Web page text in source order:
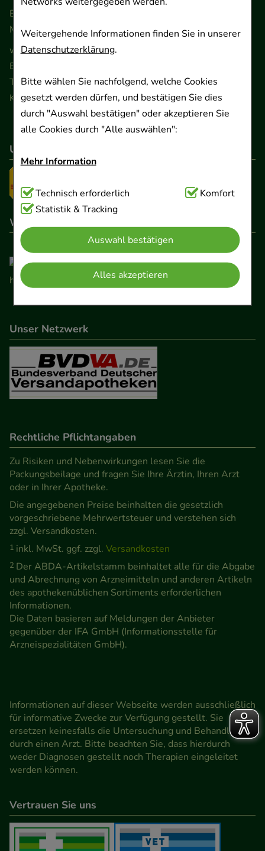
Weitergehende Informationen finden Sie in unserer
Datenschutzerklärung.
Bitte wählen Sie nachfolgend, welche Cookies
gesetzt werden dürfen, und bestätigen Sie dies
durch "Auswahl bestätigen" oder akzeptieren Sie
alle Cookies durch "Alle auswählen":
Mehr Information
Technisch Notwendig:Hierbei handelt es sich um
Cookies, die für die Grundfunktionen unserer
Website notwendig sind (z.B. Navigation,
Warenkorb, Kundenkonto), weshalb auf diese nicht
verzichtet werden kann.
Komfort:Diese Cookies werden genutzt um das
Einkaufserlebnis noch ansprechender zu gestalten,
Besuchers oder unsere Seite an bevorzugte
Verhaltensweisen (z.B. Spracheinstellung)
anzupassen. Komfort-Cookies ermöglichen es uns
auch auf Ihre Bedürfnisse zugeschrittene Inhalte
anzuzeigen und unser Partnerprogramm zu
Statistik & Tracking:Hierüber lassen sich
Informationen über die Art und Weise der Nutzung
unserer Website sammeln, mit deren Hilfe wir
den Inhalt auf unserer Website aber auch die
Werbung auf Drittseiten möglichst relevant für Sie
zu gestalten. Bitte beachten Sie, dass Daten hierfür
teilweise an Dritte wie z.B. Google oder soziale
Medien übertragen werden.
Technisch erforderlich
Komfort
Statistik & Tracking
Auswahl bestätigen
Alles akzeptieren
Beratung und Kundenservice:
Montag - Freitag von 9.00 bis 17.00 Uhr
www.ApoSalis.de· E-Mail:
Ernst-August-Platz 2 · 30159 Hannover
Telefon 0511 89 71 80 0 · Fax 0511 89 71 80 11
Kontaktformular
Unser Versanddienstleister
Wir sind hier gelistet
Unser Netzwerk
Rechtliche Pflichtangaben
Zu Risiken und Nebenwirkungen lesen Sie die
Packungsbeilage und fragen Sie Ihre Ärztin, Ihren Arzt
oder in Ihrer Apotheke.
Die angegebenen Preise beinhalten die gesetzlich
vorgeschriebene Mehrwertsteuer und verstehen sich
zzgl. Versandkosten.
1 inkl. MwSt. ggf. zzgl. Versandkosten
2 Der ABDA-Artikelstamm beinhaltet alle für die Abgabe
und Abrechnung von Arzneimitteln und anderen Artikeln
des apothekenüblichen Sortiments erforderlichen
Informationen.
Die Daten basieren auf Meldungen der Anbieter
gegenüber der IFA GmbH (Informationsstelle für
Arzneispezialitäten GmbH).
Informationen auf dieser Webseite werden ausschließlich
für informative Zwecke zur Verfügung gestellt. Sie
ersetzen keinesfalls die Untersuchung und Behandlung
durch einen Arzt. Bitte beachten Sie, dass hierdurch
weder Diagnosen gestellt noch Therapien eingeleitet
werden können.
Vertrauen Sie uns